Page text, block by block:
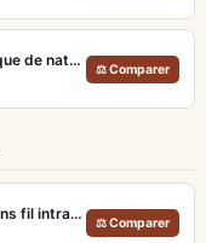
Creative Outlier Free Pro Plus – Casque de natation IPX8 avec MP3 et transducteurs ajustables
⚖ Comparer
Sennheiser RS 5200 – Casque TV sans fil intra-auriculaire portée 70m
⚖ Comparer